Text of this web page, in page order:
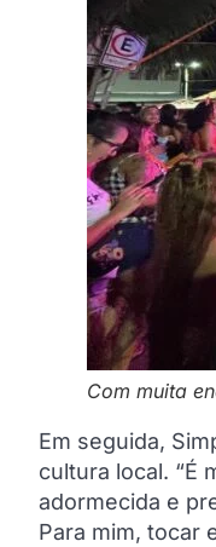
Com muita
Em seguida,
cultura local. “É
adormecida e
Para mim, tocar